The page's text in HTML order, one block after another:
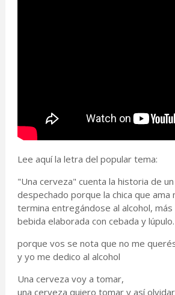
Lee aquí la letra del popular tema:
"Una cerveza" cuenta la historia de
despechado porque la chica que
termina entregándose al alcohol,
bebida elaborada con cebada y lúpulo.
porque vos se nota que no me
y yo me dedico al alcohol
Una cerveza voy a tomar,
una cerveza quiero tomar y así